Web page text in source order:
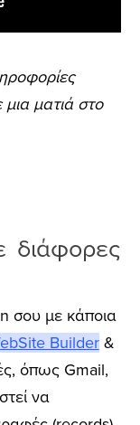
ματιά στο
διάφορες
σου με κάποια
Builder&
όπως Gmail,
να